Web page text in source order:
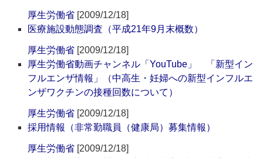
厚生労働省 [2009/12/18]
医療施設動態調査（平成21年9月末概数）
厚生労働省 [2009/12/18]
厚生労働省動画チャンネル「YouTube」 「新型イン
フルエンザ情報」（中高生・妊婦への新型インフルエ
ンザワクチンの接種回数について）
厚生労働省 [2009/12/18]
採用情報（非常勤職員（健康局）募集情報）
厚生労働省 [2009/12/18]